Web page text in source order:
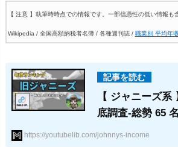
【 注意 】執筆時時点での情報です。一部信憑性の低い情報も
Wikipedia / 全国高額納税者名簿 / 各種週刊誌 / 職業別 平均年
【 ジャニーズ
底調査-総勢 65
https://youtubelib.com/johnnys-income